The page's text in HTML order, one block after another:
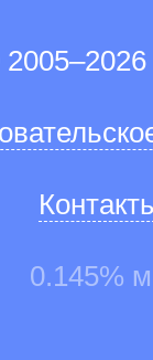
0.145%